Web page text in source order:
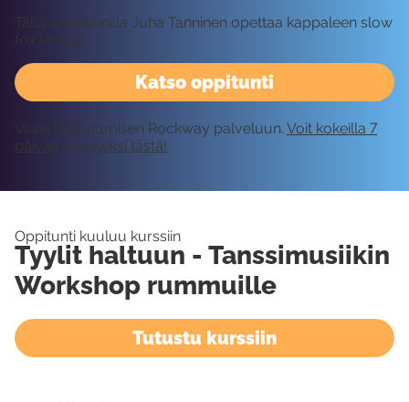
Katso oppitunti
Tällä oppitunnilla Juha Tanninen opettaa kappaleen slow
fox kompit.
Vaatii kirjautumisen Rockway palveluun. Voit kokeilla 7
päivää ilmaiseksi tästä!
Oppitunti kuuluu kurssiin
Tyylit haltuun - Tanssimusiikin
Workshop rummuille
Tutustu kurssiin